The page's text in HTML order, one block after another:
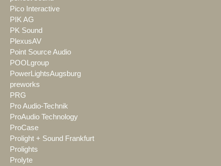
Pico Interactive
PIK AG
PK Sound
PlexusAV
Point Source Audio
POOLgroup
PowerLightsAugsburg
preworks
PRG
Pro Audio-Technik
ProAudio Technology
ProCase
Prolight + Sound Frankfurt
Prolights
Prolyte